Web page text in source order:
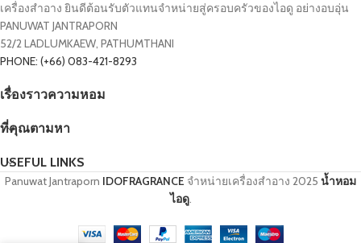
เครื่องสำอาง ยินดีต้อนรับตัวแทนจำหน่ายสู่ครอบครัวของไอดู อย่างอบอุ่น
PANUWAT JANTRAPORN
52/2 LADLUMKAEW, PATHUMTHANI
PHONE: (+66) 083-421-8293
เรื่องราวความหอม
ที่คุณตามหา
USEFUL LINKS
Panuwat Jantraporn IDOFRAGRANCE จำหน่ายเครื่องสำอาง 2025 น้ำหอม
ไอดู.